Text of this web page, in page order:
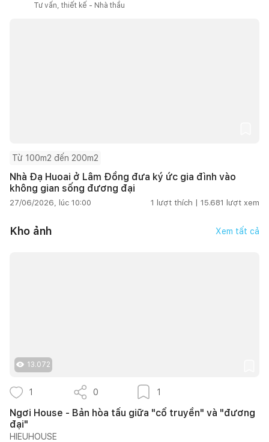
Tư vấn, thiết kế - Nhà thầu
Từ 100m2 đến 200m2
Nhà Đạ Huoai ở Lâm Đồng đưa ký ức gia đình vào
không gian sống đương đại
27/06/2026, lúc 10:00 1 lượt thích | 15.681 lượt xem
Kho ảnh Xem tất cả
13.072
1 0 1
Ngơi House - Bản hòa tấu giữa "cổ truyền" và "đương
đại"
HIEUHOUSE